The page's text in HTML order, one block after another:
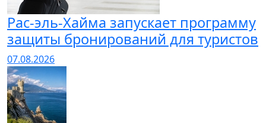
Рас-эль-Хайма запускает программу
защиты бронирований для туристов
07.08.2026